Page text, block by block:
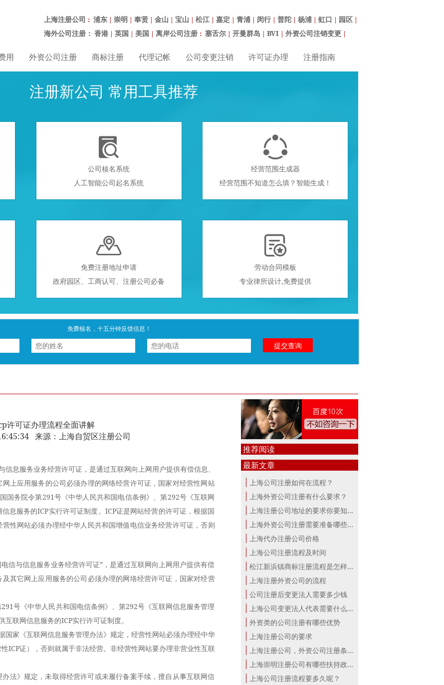
上海注册公司 ： 浦东 | 崇明 | 奉贤 | 金山 | 宝山 | 松江 | 嘉定 | 青浦 | 闵行 | 普陀 | 杨浦 | 虹口 | 园区 |
海外公司注册： 香港 | 英国 | 美国 | 离岸公司注册 ： 塞舌尔 | 开曼群岛 | BVI | 外资公司注销变更 |
用 外资公司注册 商标注册 代理记帐 公司变更注销 许可证办理 注册指南
注册新公司 常用工具推荐

公司核名系统
人工智能公司起名系统

经营范围生成器
经营范围不知道怎么填？智能生成！

免费注册地址申请
政府园区、工商认可、注册公司必备

劳动合同模板
专业律所设计,免费提供
免费核名，十五分钟反馈信息！
许可证办理流程全面讲解
来源：上海自贸区注册公司
息服务业务经营许可证，是通过互联网向上网用户提供有偿信息、
上应用服务的公司必须办理的网络经营许可证，国家对经营性网站
国务院令第291号《中华人民共和国电信条例》、第292号《互联网
息服务的ICP实行许可证制度。ICP证是网站经营的许可证，根据国
性网站必须办理经中华人民共和国增值电信业务经营许可证，否则
与信息服务业务经营许可证”，是通过互联网向上网用户提供有偿
其它网上应用服务的公司必须办理的网络经营许可证，国家对经营
号《中华人民共和国电信条例》、第292号《互联网信息服务管理
联网信息服务的ICP实行许可证制度。
家《互联网信息服务管理办法》规定，经营性网站必须办理经中华
ICP证），否则就属于非法经营。非经营性网站要办理非营业性互联
》规定，未取得经营许可或未履行备案手续，擅自从事互联网信
推荐阅读
最新文章
上海公司注册如何在流程？
上海外资公司注册有什么要求？
上海注册公司地址的要求你要知道！
上海外资公司注册需要准备哪些材料？
上海代办注册公司价格
上海公司注册流程及时间
松江新浜镇商标注册流程是怎样的
上海注册外资公司的流程
公司注册后变更法人需要多少钱
上海公司变更法人代表需要什么手续
外资类的公司注册有哪些优势
上海注册公司的要求
上海注册公司，外资公司注册条件！
上海崇明注册公司有哪些扶持政策与服...
上海公司注册流程要多久呢？